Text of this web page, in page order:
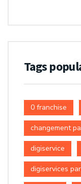
Tags
0 franchise
changement
digiservice
digiservices